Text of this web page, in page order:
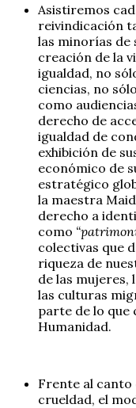
Asistiremos
reivindicación
las minorías de
creación de la
igualdad, no
ciencias, no
como
derecho de
igualdad de
exhibición de
económico de
estratégico
la maestra
derecho a
como
colectivas que
riqueza de
de las mujeres,
las culturas
parte de lo que
Humanidad.
Frente al canto
crueldad, el